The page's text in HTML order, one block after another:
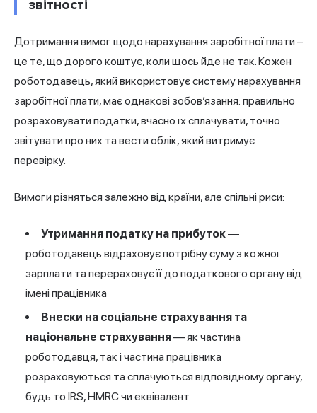
звітності
Дотримання вимог щодо нарахування заробітної плати –
це те, що дорого коштує, коли щось йде не так. Кожен
роботодавець, який використовує систему нарахування
заробітної плати, має однакові зобов’язання: правильно
розраховувати податки, вчасно їх сплачувати, точно
звітувати про них та вести облік, який витримує
перевірку.
Вимоги різняться залежно від країни, але спільні риси:
Утримання податку на прибуток—
роботодавець відраховує потрібну суму з кожної
зарплати та перераховує її до податкового органу від
імені працівника
Внески на соціальне страхування та
національне страхування— як частина
роботодавця, так і частина працівника
розраховуються та сплачуються відповідному органу,
будь то IRS, HMRC чи еквівалент